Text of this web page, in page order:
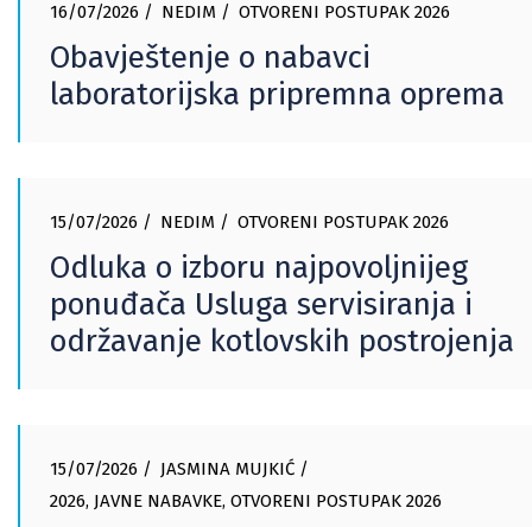
16/07/2026 NEDIM OTVORENI POSTUPAK 2026
Obavještenje o nabavci
laboratorijska pripremna oprema
15/07/2026 NEDIM OTVORENI POSTUPAK 2026
Odluka o izboru najpovoljnijeg
ponuđača Usluga servisiranja i
održavanje kotlovskih postrojenja
15/07/2026
JASMINA MUJKIĆ
2026, JAVNE NABAVKE, OTVORENI POSTUPAK 2026